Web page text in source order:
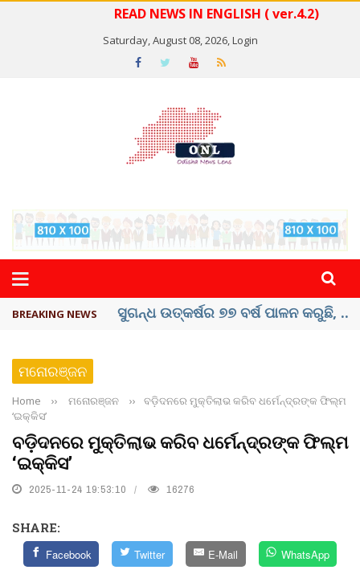
READ NEWS IN ENGLISH ( ver.4.2)
Saturday, August 08, 2026,Login
BREAKING NEWS ୟୁପିଆଇ ଓ ଅନ୍ୟାନ୍ୟ ଡିଜିଟାଲ୍ ନେଣଦେଣ ...
ମନୋରଞ୍ଜନ
Home ›› ମନୋରଞ୍ଜନ ››
ବଡ଼ିଦନରେ ମୁକ୍ତିଲାଭ କରିବ ଧର୍ମେନ୍ଦ୍ରଙ୍କ ଫିଲ୍ମ
‘ଇକ୍କିସ’
ବଡ଼ିଦନରେ ମୁକ୍ତିଲାଭ କରିବ ଧର୍ମେନ୍ଦ୍ରଙ୍କ ଫିଲ୍ମ
‘ଇକ୍କିସ’
2025-11-24 19:53:10 16276
SHARE:
Facebook Twitter E-Mail WhatsApp